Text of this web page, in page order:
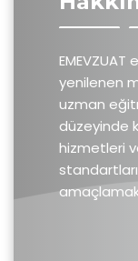
yenilenen
uzman
düzeyinde
hizmetleri